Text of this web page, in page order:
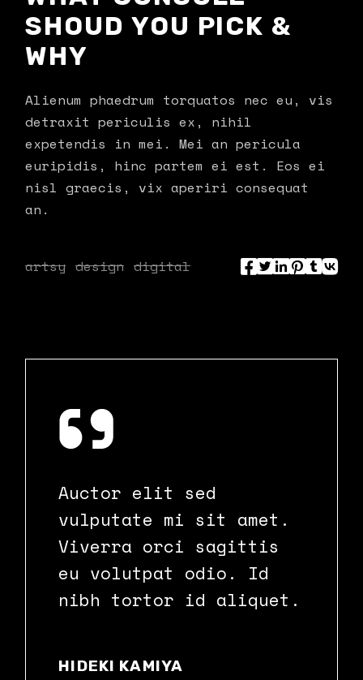
SHOUD YOU PICK &
WHY
Alienum phaedrum torquatos nec eu, vis
detraxit periculis ex, nihil
expetendis in mei. Mei an pericula
euripidis, hinc partem ei est. Eos ei
nisl graecis, vix aperiri consequat
an.
artsy design digital
Auctor elit sed
vulputate mi sit amet.
Viverra orci sagittis
eu volutpat odio. Id
nibh tortor id aliquet.
HIDEKI KAMIYA